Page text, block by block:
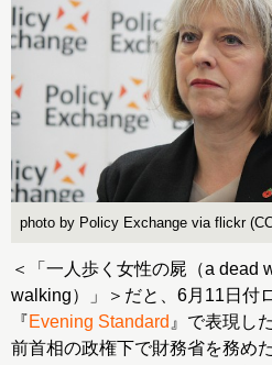
photo by Policy Exchange via flickr
＜「一人歩く女性の屍（a dead
walking）」＞だと、6月11日付
『Evening Standard 』で表現し
前首相の政権下で財務省を務め